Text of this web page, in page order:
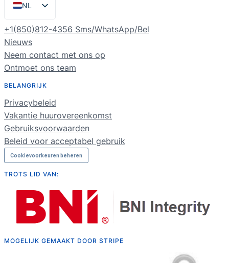
NL
EN
ES
PT
FR
DE
RU
+1(850)812-4356 Sms/WhatsApp/Bel
Nieuws
Neem contact met ons op
Ontmoet ons team
BELANGRIJK
Privacybeleid
Vakantie huurovereenkomst
Gebruiksvoorwaarden
Beleid voor acceptabel gebruik
Cookievoorkeuren beheren
TROTS LID VAN:
MOGELIJK GEMAAKT DOOR STRIPE